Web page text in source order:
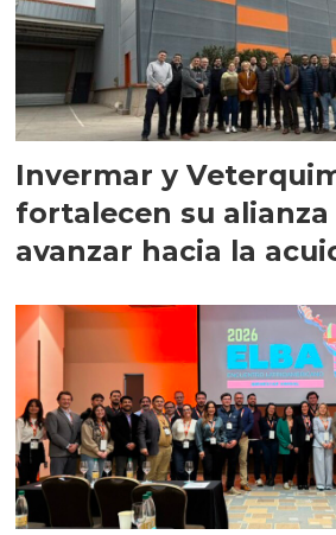
Invermar y
fortalecen su alianza
avanzar hacia la